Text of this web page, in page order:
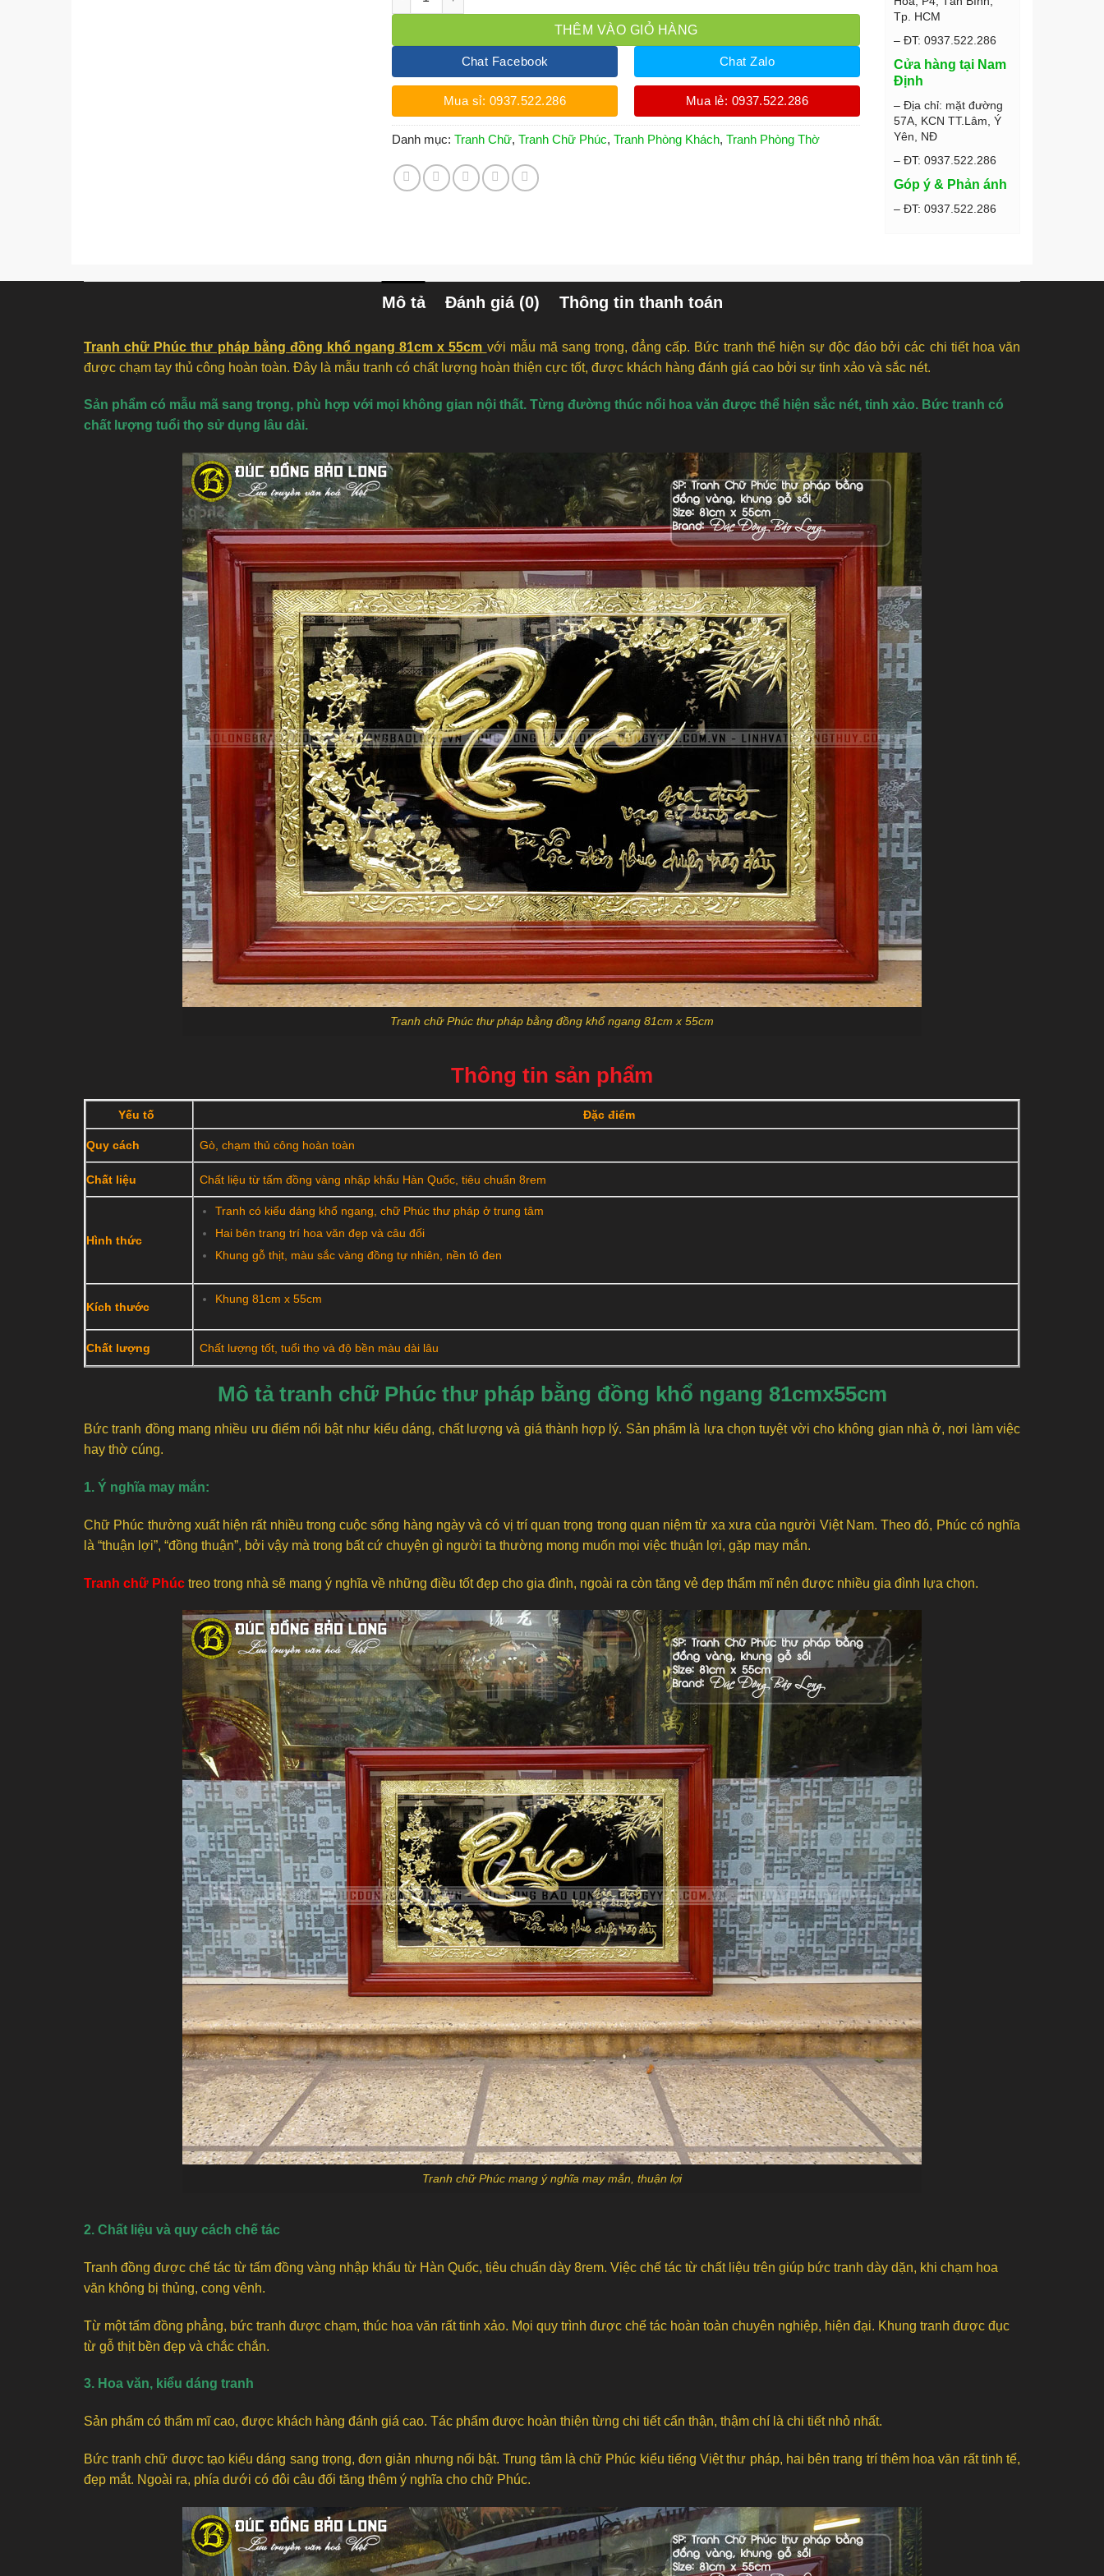
THÊM VÀO GIỎ HÀNG
Chat Facebook
Mua sỉ: 0937.522.286
Chat Zalo
Mua lẻ: 0937.522.286
Danh mục: Tranh Chữ, Tranh Chữ Phúc, Tranh Phòng Khách, Tranh Phòng Thờ
Tp. HCM
– ĐT: 0937.522.286
Cửa hàng tại Nam
Định
– Địa chỉ: mặt đường
57A, KCN TT.Lâm, Ý
Yên, NĐ
– ĐT: 0937.522.286
Góp ý & Phản ánh
– ĐT: 0937.522.286
Mô tả Đánh giá (0) Thông tin thanh toán
Tranh chữ Phúc thư pháp bằng đồng khổ ngang 81cm x 55cm với mẫu mã sang trọng, đẳng cấp. Bức tranh thể hiện sự độc đáo bởi các chi tiết hoa văn
được chạm tay thủ công hoàn toàn. Đây là mẫu tranh có chất lượng hoàn thiện cực tốt, được khách hàng đánh giá cao bởi sự tinh xảo và sắc nét.
Sản phẩm có mẫu mã sang trọng, phù hợp với mọi không gian nội thất. Từng đường thúc nổi hoa văn được thể hiện sắc nét, tinh xảo. Bức tranh có
chất lượng tuổi thọ sử dụng lâu dài.
Tranh chữ Phúc thư pháp bằng đồng khổ ngang 81cm x 55cm
Thông tin sản phẩm
Yếu tố Đặc điểm
Quy cách Gò, chạm thủ công hoàn toàn
Chất liệu Chất liệu từ tấm đồng vàng nhập khẩu Hàn Quốc, tiêu chuẩn 8rem
Hình thức
Tranh có kiểu dáng khổ ngang, chữ Phúc thư pháp ở trung tâm
Hai bên trang trí hoa văn đẹp và câu đối
Khung gỗ thịt, màu sắc vàng đồng tự nhiên, nền tô đen
Kích thước
Khung 81cm x 55cm
Chất lượng Chất lượng tốt, tuổi thọ và độ bền màu dài lâu
Mô tả tranh chữ Phúc thư pháp bằng đồng khổ ngang 81cmx55cm
Bứctranh đồng mang nhiều ưu điểm nổi bật như kiểu dáng, chất lượng và giá thành hợp lý. Sản phẩm là lựa chọn tuyệt vời cho không gian nhà ở, nơi làm việc
hay thờ cúng.
1. Ý nghĩa may mắn:
Chữ Phúc thường xuất hiện rất nhiều trong cuộc sống hàng ngày và có vị trí quan trọng trong quan niệm từ xa xưa của người Việt Nam. Theo đó, Phúc có nghĩa
là “thuận lợi”, “đồng thuận”, bởi vậy mà trong bất cứ chuyện gì người ta thường mong muốn mọi việc thuận lợi, gặp may mắn.
Tranh chữ Phúc treo trong nhà sẽ mang ý nghĩa về những điều tốt đẹp cho gia đình, ngoài ra còn tăng vẻ đẹp thẩm mĩ nên được nhiều gia đình lựa chọn.
Tranh chữ Phúc mang ý nghĩa may mắn, thuận lợi
2. Chất liệu và quy cách chế tác
Tranh đồng được chế tác từ tấm đồng vàng nhập khẩu từ Hàn Quốc, tiêu chuẩn dày 8rem. Việc chế tác từ chất liệu trên giúp bức tranh dày dặn, khi chạm hoa
văn không bị thủng, cong vênh.
Từ một tấm đồng phẳng, bức tranh được chạm, thúc hoa văn rất tinh xảo. Mọi quy trình được chế tác hoàn toàn chuyên nghiệp, hiện đại. Khung tranh được đục
từ gỗ thịt bền đẹp và chắc chắn.
3. Hoa văn, kiểu dáng tranh
Sản phẩm có thẩm mĩ cao, được khách hàng đánh giá cao. Tác phẩm được hoàn thiện từng chi tiết cẩn thận, thậm chí là chi tiết nhỏ nhất.
Bức tranh chữ được tạo kiểu dáng sang trọng, đơn giản nhưng nổi bật. Trung tâm là chữ Phúc kiểu tiếng Việt thư pháp, hai bên trang trí thêm hoa văn rất tinh tế,
đẹp mắt. Ngoài ra, phía dưới có đôi câu đối tăng thêm ý nghĩa cho chữ Phúc.